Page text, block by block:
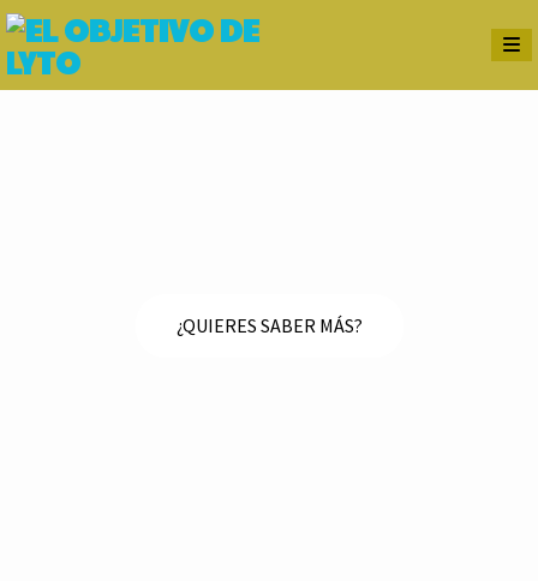
¿QUIERES SABER MÁS?